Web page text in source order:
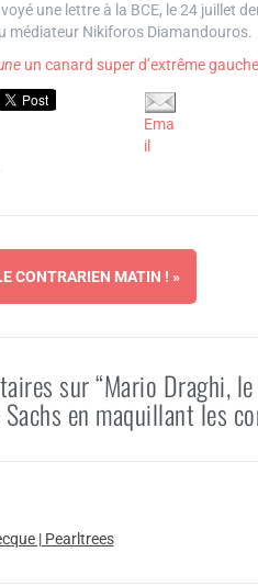
une lettre à la BCE, le 24 juillet
médiateur Nikiforos Diamandouros.
un canard super d’extrême
Ema
il
CONTRARIEN MATIN ! »
sur “Mario Draghi,
en maquillant les
| Pearltrees